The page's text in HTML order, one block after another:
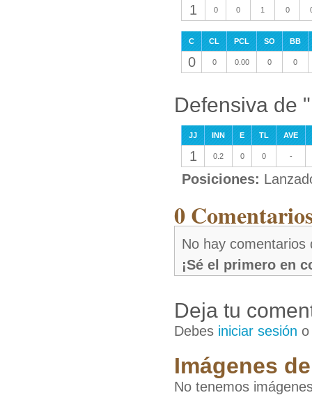
1 0 0 1 0
C CL PCL SO BB
0 0 0.00 0 0
Defensiva de
JJ INN E TL AVE
1 0.2 0 0 -
Posiciones:
0
No hay comentarios
¡Sé el primero en
Deja tu
Debes iniciar sesión
Imágenes
No tenemos